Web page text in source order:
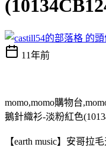
11年前
momo,momo購物台
鵝針織衫-淡粉紅色
【earth music】安哥拉